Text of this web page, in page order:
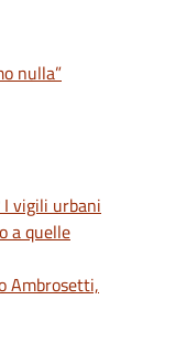
nulla”
I vigili urbani
a quelle
Ambrosetti,